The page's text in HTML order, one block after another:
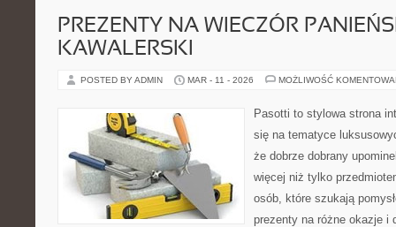
PREZENTY NA WIECZÓR
KAWALERSKI
POSTED BY ADMIN MAR - 11 - 2026 MOŻLIWOŚĆ
Pasotti to stylowa strona
się na tematyce
że dobrze dobrany
więcej niż tylko
osób, które szukają
prezenty na różne okazje i